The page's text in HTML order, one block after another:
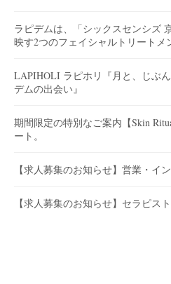
ラピデムは、「シックスセンシズ
映す2つのフェイシャルトリートメ
LAPIHOLI ラピホリ『月と、じぶ
デムの出会い』
期間限定の特別なご案内【Skin
ート。
【求人募集のお知らせ】営業・イ
【求人募集のお知らせ】セラピスト